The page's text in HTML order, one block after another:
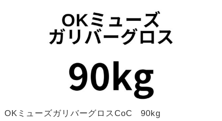
OKミューズガリバーグロスCoC 90kg